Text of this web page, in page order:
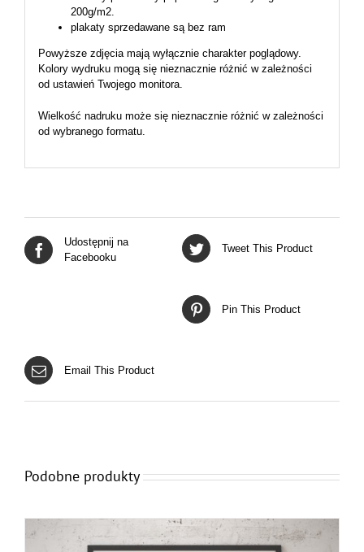
200g/m2.
plakaty sprzedawane są bez ram
Powyższe zdjęcia mają wyłącznie charakter poglądowy.
Kolory wydruku mogą się nieznacznie różnić w zależności
od ustawień Twojego monitora.
Wielkość nadruku może się nieznacznie różnić w zależności
od wybranego formatu.
Udostępnij na
Facebooku
Tweet This Product
Pin This Product
Email This Product
Podobne produkty